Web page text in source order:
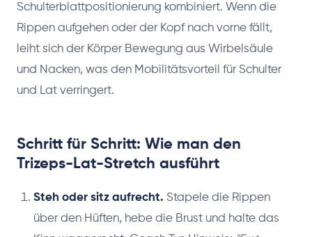
Schulterblattpositionierung kombiniert. Wenn die
Rippen aufgehen oder der Kopf nach vorne fällt,
leiht sich der Körper Bewegung aus Wirbelsäule
und Nacken, was den Mobilitätsvorteil für Schulter
und Lat verringert.
Schritt für Schritt: Wie man den
Trizeps-Lat-Stretch ausführt
Steh oder sitz aufrecht. Stapele die Rippen
über den Hüften, hebe die Brust und halte das